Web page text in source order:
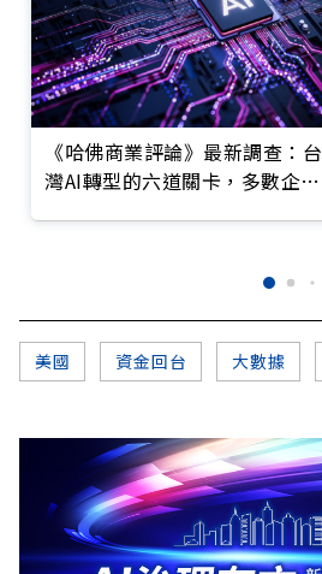
《哈佛商業評論》最新調查：台
灣AI轉型的六道關卡，多數企業
美國 資金回台 大數據